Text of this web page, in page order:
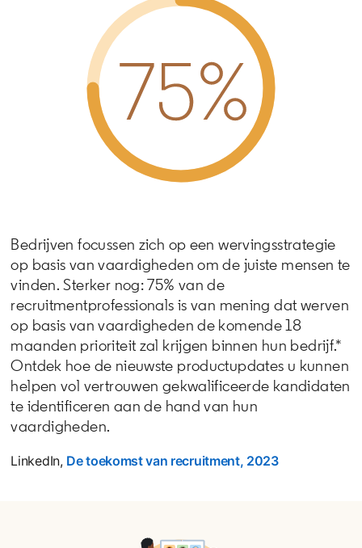
Bedrijven focussen zich op een wervingsstrategie
op basis van vaardigheden om de juiste mensen te
vinden. Sterker nog: 75% van de
recruitmentprofessionals is van mening dat werven
op basis van vaardigheden de komende 18
maanden prioriteit zal krijgen binnen hun bedrijf.*
Ontdek hoe de nieuwste productupdates u kunnen
helpen vol vertrouwen gekwalificeerde kandidaten
te identificeren aan de hand van hun
vaardigheden.
LinkedIn, De toekomst van recruitment, 2023